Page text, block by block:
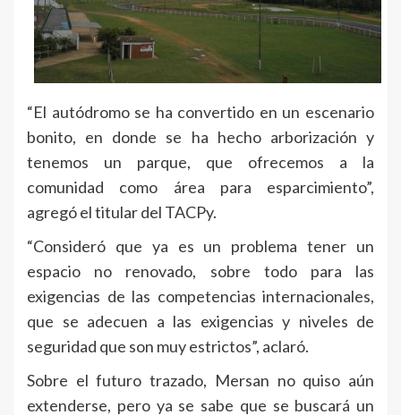
“El autódromo se ha convertido en un escenario
bonito, en donde se ha hecho arborización y
tenemos un parque, que ofrecemos a la
comunidad como área para esparcimiento”,
agregó el titular del TACPy.
“Consideró que ya es un problema tener un
espacio no renovado, sobre todo para las
exigencias de las competencias internacionales,
que se adecuen a las exigencias y niveles de
seguridad que son muy estrictos”, aclaró.
Sobre el futuro trazado, Mersan no quiso aún
extenderse, pero ya se sabe que se buscará un